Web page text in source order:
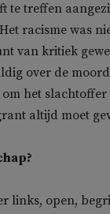
te treffen
racisme was
van kritiek
over de
het slachtoffer
altijd moet
links, open,